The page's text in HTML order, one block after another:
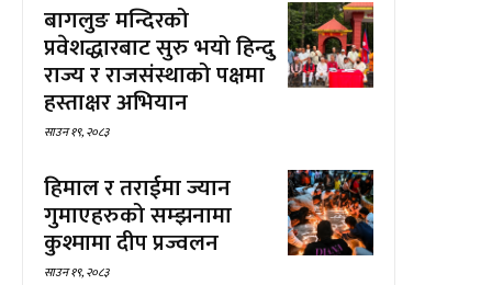
बागलुङ मन्दिरको
प्रवेशद्धारबाट सुरु भयो हिन्दु
राज्य र राजसंस्थाको पक्षमा
हस्ताक्षर अभियान
साउन १९, २०८३
हिमाल र तराईमा ज्यान
गुमाएहरुको सम्झनामा
कुश्मामा दीप प्रज्वलन
साउन १९, २०८३